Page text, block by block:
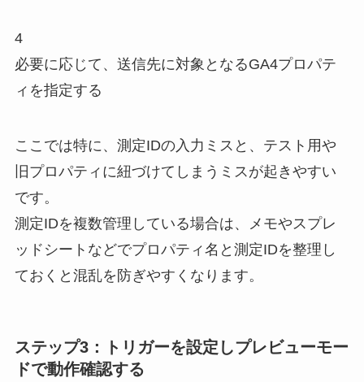
4
必要に応じて、送信先に対象となるGA4プロパテ
ィを指定する
ここでは特に、測定IDの入力ミスと、テスト用や
旧プロパティに紐づけてしまうミスが起きやすい
です。
測定IDを複数管理している場合は、メモやスプレ
ッドシートなどでプロパティ名と測定IDを整理し
ておくと混乱を防ぎやすくなります。
ステップ3：トリガーを設定しプレビューモー
ドで動作確認する